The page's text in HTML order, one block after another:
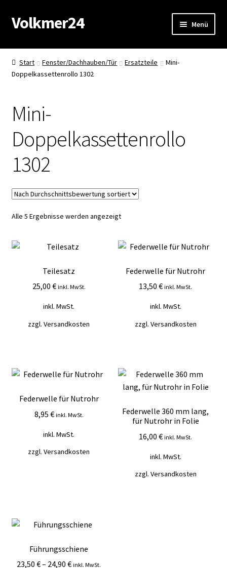
Zur
Navigation
Zum
Inhalt
Volkmer24 Menü
Start
AGB
Impressum
Warenkorb
Start Fenster/Dachhauben/Tür Ersatzteile
Mini-
Doppelkassettenrollo 1302
Mini-
Doppelkassettenrollo
1302
Alle 5 Ergebnisse werden angezeigtNach
Teilesatz
25,00 € inkl. MwSt.
inkl. MwSt.
zzgl.Versandkosten
Federwelle für Nutrohr
13,50€ inkl. MwSt.
inkl. MwSt.
zzgl. Versandkosten
Federwelle für Nutrohr
8,95 € inkl. MwSt.
inkl. MwSt.
zzgl.Versandkosten
Federwelle 360 mm lang,
für Nutrohr in Folie
16,00€ inkl. MwSt.
inkl. MwSt.
zzgl. Versandkosten
Führungsschiene
23,50€– 24,90€ inkl. MwSt.